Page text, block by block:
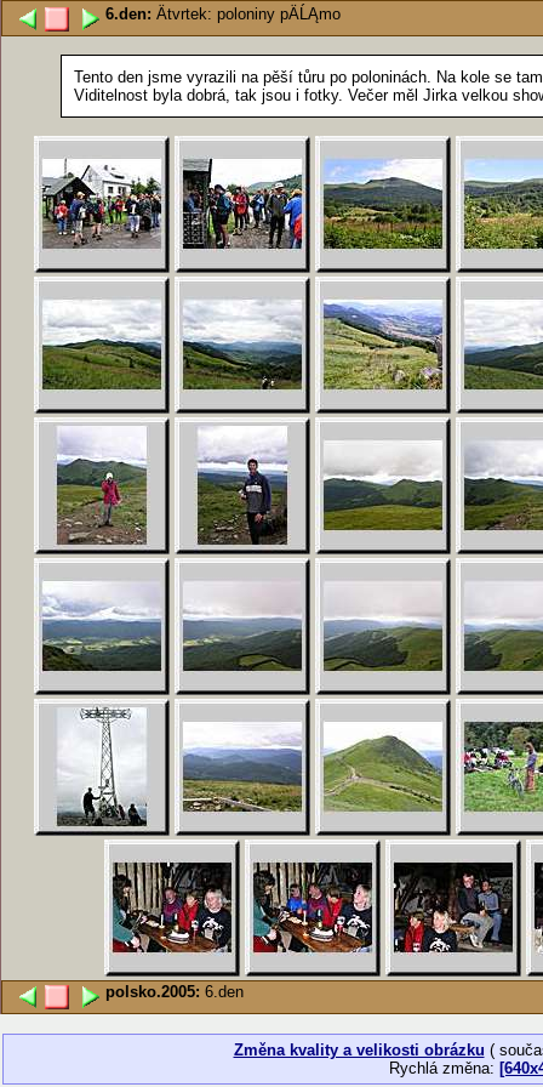
6.den: Ätvrtek: poloniny pÄĹĄmo
Tento den jsme vyrazili na pěší tůru po poloninách. Na kole se
Viditelnost byla dobrá, tak jsou i fotky. Večer měl Jirka velkou
polsko.2005: 6.den
Změna kvality a velikosti obrázku (
Rychlá změna: